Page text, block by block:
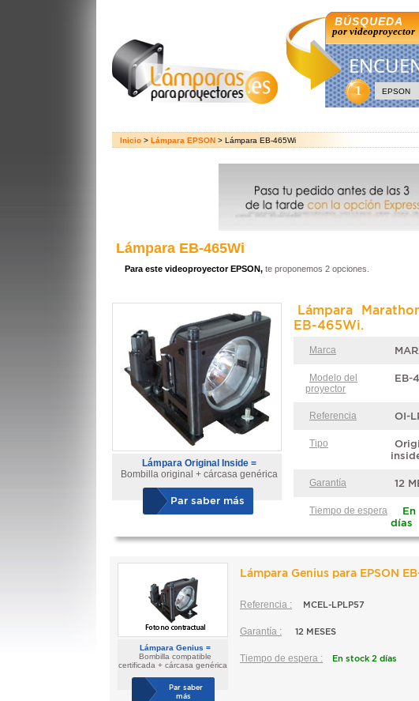
BÚSQUEDA
por videoproyector
1
Inicio > Lámpara EPSON > Lámpara EB-465Wi
Lámpara EB-465Wi
Para este videoproyector EPSON, te proponemos 2 opciones.
Lámpara Original Inside =
Bombilla original + cárcasa genérica
Par saber más
Lámpara
EB-465Wi.
Marca
Modelo del
proyector
EB-
Referencia OI-
Tipo
Garantía 12
Tiempo de espera
días
Lámpara Genius =
Bombilla compatible
certificada + cárcasa genérica
Par saber
más
Lámpara Genius para EPSON
Referencia : MCEL-LPLP57
Garantía : 12 MESES
Tiempo de espera : En stock 2 días